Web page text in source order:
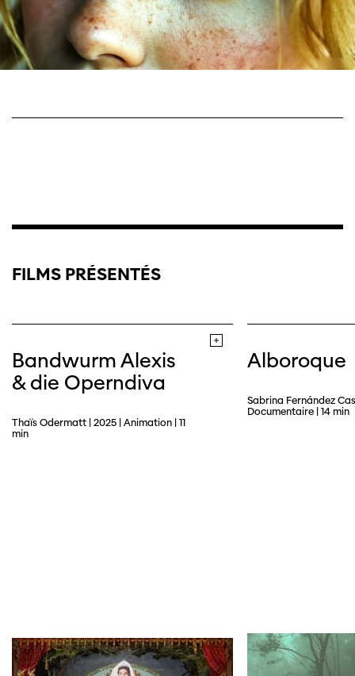
Cette page ne s'affiche pas de manière
optimale avec Internet Explorer. Veuillez
utiliser un autre navigateur.
FILMS PRÉSENTÉS
Bandwurm Alexis
& die Operndiva
Thaïs Odermatt | 2025 | Animation | 11
min
Alboroque
Sabrina Fernández
Documentaire | 14 min